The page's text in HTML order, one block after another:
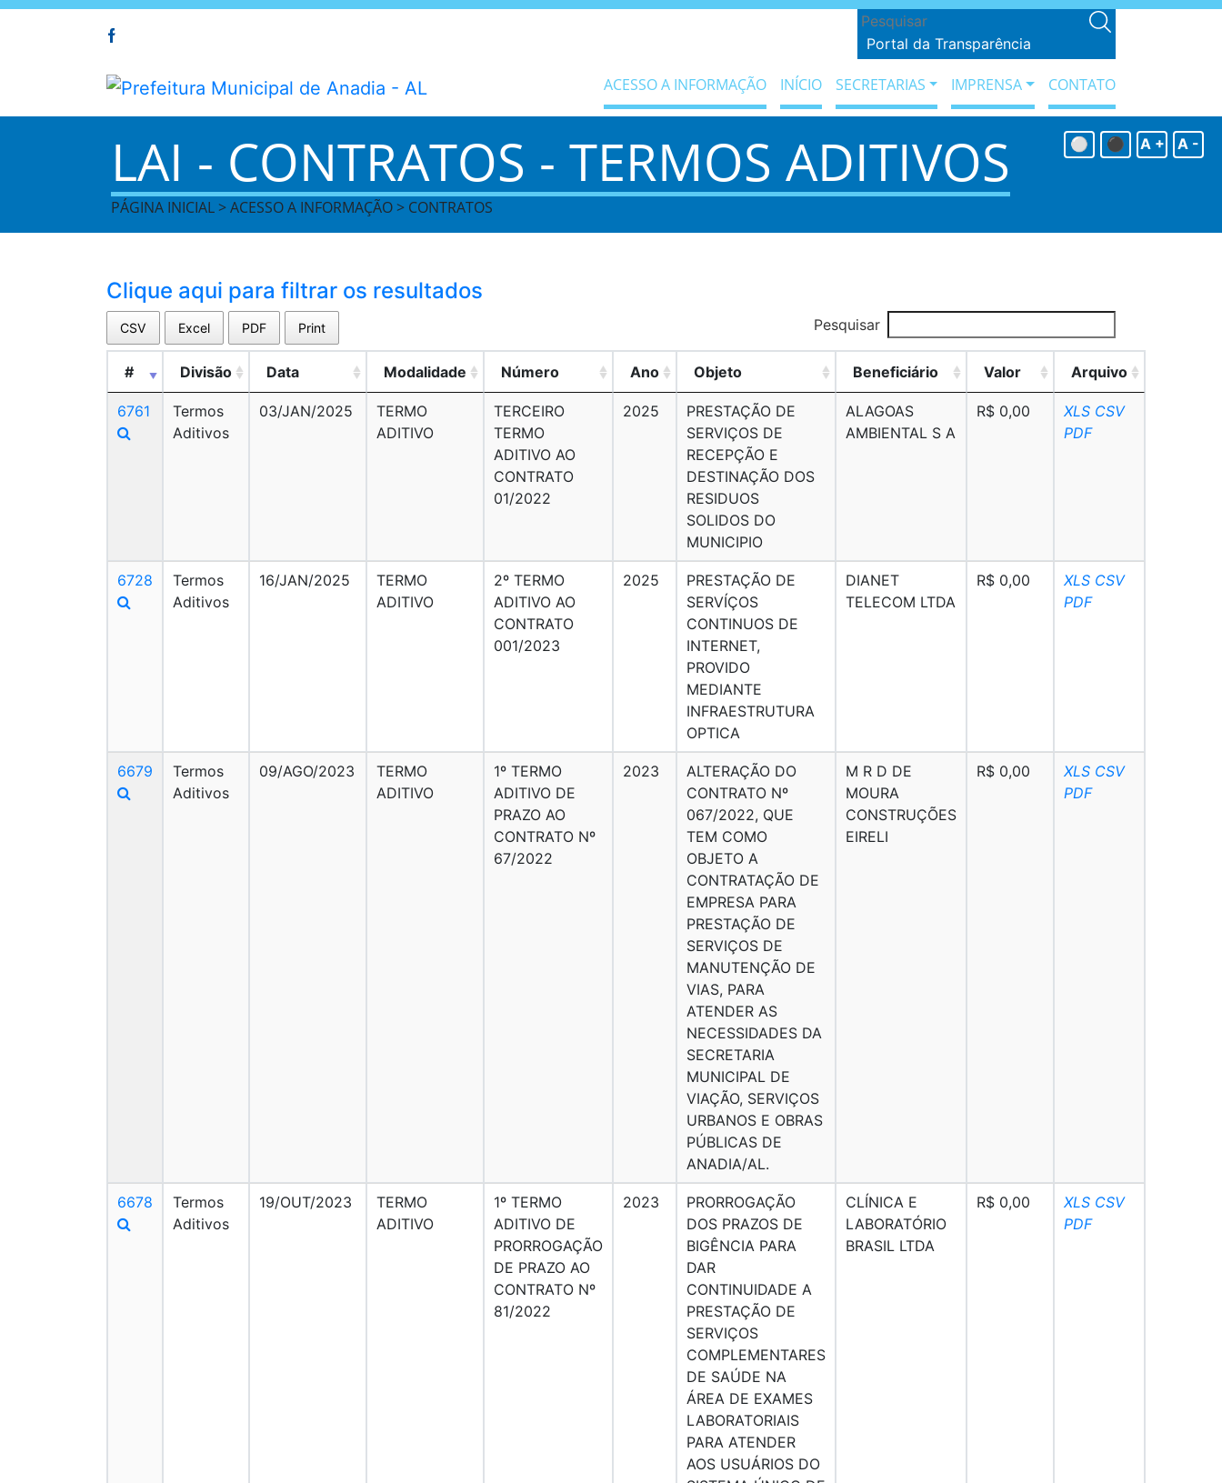
Portal da Transparência
ACESSO A INFORMAÇÃO INÍCIO SECRETARIAS IMPRENSA CONTATO
LAI - CONTRATOS - TERMOS ADITIVOS
PÁGINA INICIAL > ACESSO A INFORMAÇÃO > CONTRATOS
A -
A +
⚫
⚪
Clique aqui para filtrar os resultados
CSV Excel PDF Print Pesquisar
# Divisão Data Modalidade Número Ano Objeto Beneficiário Valor Arquivo
6761
Termos
Aditivos
03/JAN/2025
TERMO
ADITIVO
TERCEIRO
TERMO
ADITIVO AO
CONTRATO
01/2022
2025
PRESTAÇÃO DE
SERVIÇOS DE
RECEPÇÃO E
DESTINAÇÃO DOS
RESIDUOS
SOLIDOS DO
MUNICIPIO
ALAGOAS
AMBIENTAL S A
R$ 0,00 XLS CSV
PDF
6728
Termos
Aditivos
16/JAN/2025
TERMO
ADITIVO
2º TERMO
ADITIVO AO
CONTRATO
001/2023
2025
PRESTAÇÃO DE
SERVÍÇOS
CONTINUOS DE
INTERNET,
PROVIDO
MEDIANTE
INFRAESTRUTURA
OPTICA
DIANET
TELECOM LTDA
R$ 0,00 XLS CSV
PDF
6679
Termos
Aditivos
09/AGO/2023
TERMO
ADITIVO
1º TERMO
ADITIVO DE
PRAZO AO
CONTRATO Nº
67/2022
2023
ALTERAÇÃO DO
CONTRATO Nº
067/2022, QUE
TEM COMO
OBJETO A
CONTRATAÇÃO DE
EMPRESA PARA
PRESTAÇÃO DE
SERVIÇOS DE
MANUTENÇÃO DE
VIAS, PARA
ATENDER AS
NECESSIDADES DA
SECRETARIA
MUNICIPAL DE
VIAÇÃO, SERVIÇOS
URBANOS E OBRAS
PÚBLICAS DE
ANADIA/AL.
M R D DE
MOURA
CONSTRUÇÕES
EIRELI
R$ 0,00 XLS CSV
PDF
6678
Termos
Aditivos
19/OUT/2023
TERMO
ADITIVO
1º TERMO
ADITIVO DE
PRORROGAÇÃO
DE PRAZO AO
CONTRATO Nº
81/2022
2023
PRORROGAÇÃO
DOS PRAZOS DE
BIGÊNCIA PARA
DAR
CONTINUIDADE A
PRESTAÇÃO DE
SERVIÇOS
COMPLEMENTARES
DE SAÚDE NA
ÁREA DE EXAMES
LABORATORIAIS
PARA ATENDER
AOS USUÁRIOS DO
CLÍNICA E
LABORATÓRIO
BRASIL LTDA
R$ 0,00 XLS CSV
PDF